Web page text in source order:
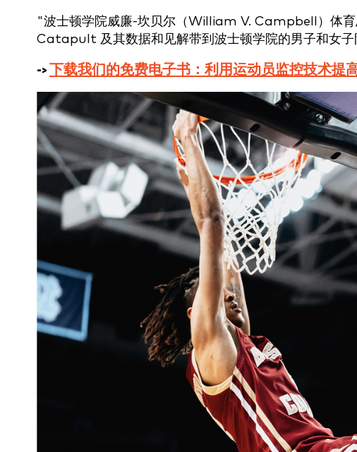
"波士顿学院威廉-坎贝尔（William V. Campbell）体
Catapult 及其数据和见解带到波士顿学院的男子和女子
-> 下载我们的免费电子书：利用运动员监控技术提